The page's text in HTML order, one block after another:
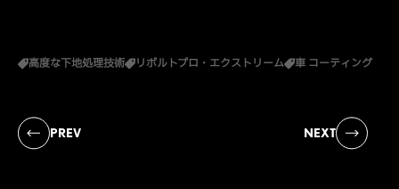
高度な下地処理技術 リボルトプロ・エクストリーム 車 コーティング
PREV NEXT